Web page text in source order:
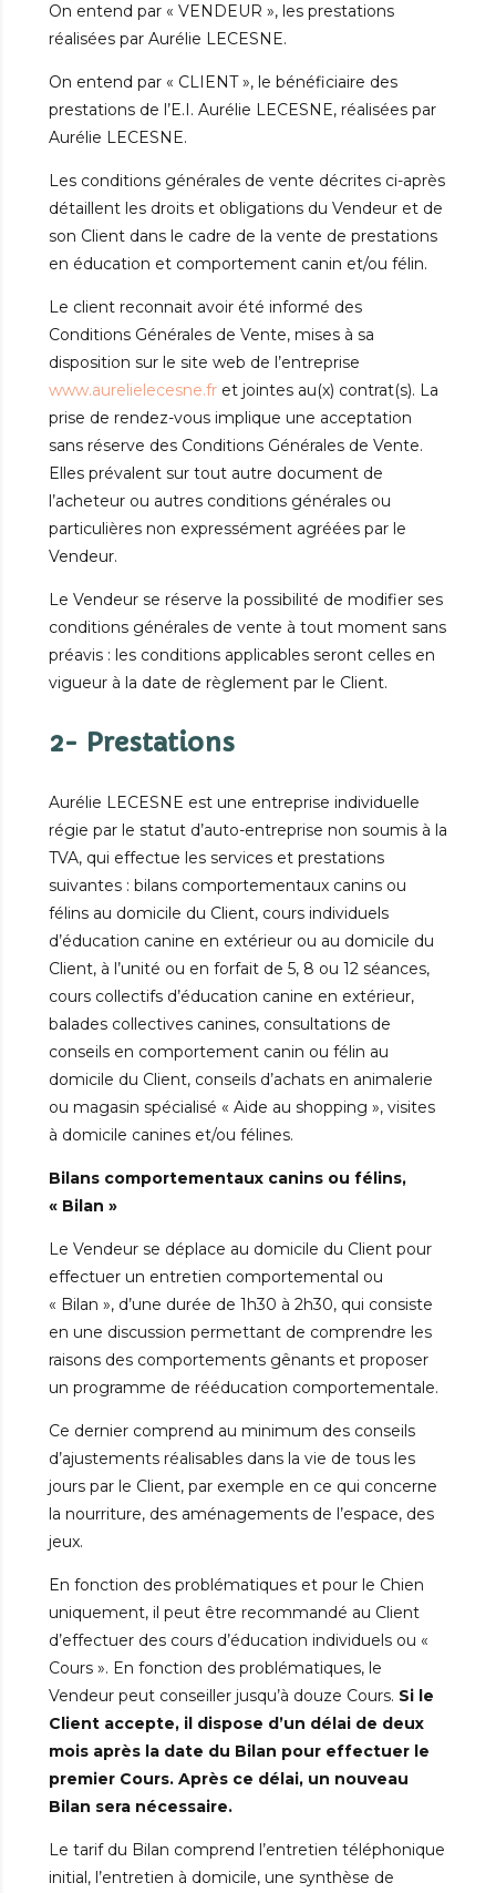
On entend par « VENDEUR », les prestations
réalisées par Aurélie LECESNE.
On entend par « CLIENT », le bénéficiaire des
prestations de l’E.I. Aurélie LECESNE, réalisées par
Aurélie LECESNE.
Les conditions générales de vente décrites ci-après
détaillent les droits et obligations du Vendeur et de
son Client dans le cadre de la vente de prestations
en éducation et comportement canin et/ou félin.
Le client reconnait avoir été informé des
Conditions Générales de Vente, mises à sa
disposition sur le site web de l’entreprise
www.aurelielecesne.fr et jointes au(x) contrat(s). La
prise de rendez-vous implique une acceptation
sans réserve des Conditions Générales de Vente.
Elles prévalent sur tout autre document de
l’acheteur ou autres conditions générales ou
particulières non expressément agréées par le
Vendeur.
Le Vendeur se réserve la possibilité de modifier ses
conditions générales de vente à tout moment sans
préavis : les conditions applicables seront celles en
vigueur à la date de règlement par le Client.
2- Prestations
Aurélie LECESNE est une entreprise individuelle
régie par le statut d’auto-entreprise non soumis à la
TVA, qui effectue les services et prestations
suivantes : bilans comportementaux canins ou
félins au domicile du Client, cours individuels
d’éducation canine en extérieur ou au domicile du
Client, à l’unité ou en forfait de 5, 8 ou 12 séances,
cours collectifs d’éducation canine en extérieur,
balades collectives canines, consultations de
conseils en comportement canin ou félin au
domicile du Client, conseils d’achats en animalerie
ou magasin spécialisé « Aide au shopping », visites
à domicile canines et/ou félines.
Bilans comportementaux canins ou félins,
« Bilan »
Le Vendeur se déplace au domicile du Client pour
effectuer un entretien comportemental ou
« Bilan », d’une durée de 1h30 à 2h30, qui consiste
en une discussion permettant de comprendre les
raisons des comportements gênants et proposer
un programme de rééducation comportementale.
Ce dernier comprend au minimum des conseils
d’ajustements réalisables dans la vie de tous les
jours par le Client, par exemple en ce qui concerne
la nourriture, des aménagements de l’espace, des
jeux.
En fonction des problématiques et pour le Chien
uniquement, il peut être recommandé au Client
d’effectuer des cours d’éducation individuels ou «
Cours ». En fonction des problématiques, le
Vendeur peut conseiller jusqu’à douze Cours. Si le
Client accepte, il dispose d’un délai de deux
mois après la date du Bilan pour effectuer le
premier Cours. Après ce délai, un nouveau
Bilan sera nécessaire.
Le tarif du Bilan comprend l’entretien téléphonique
initial, l’entretien à domicile, une synthèse de